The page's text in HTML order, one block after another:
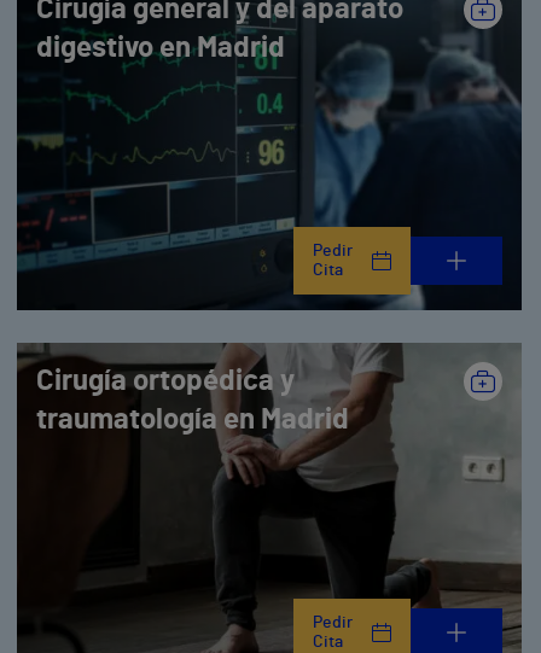
Cirugía general y del aparato
digestivo en Madrid
Pedir
Cita
Cirugía ortopédica y
traumatología en Madrid
Pedir
Cita